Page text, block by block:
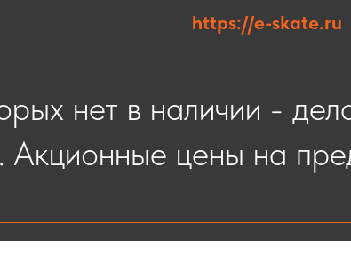
https://e-skate.ru
нет в наличии -
Акционные цены на